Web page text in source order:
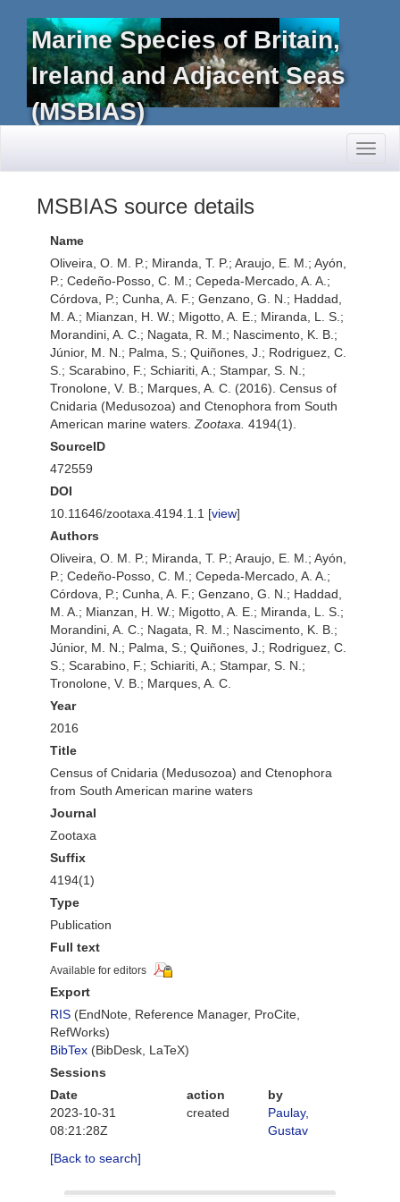
Marine Species of Britain,
Ireland and Adjacent Seas
(MSBIAS)
MSBIAS source details
Name
Oliveira, O. M. P.; Miranda, T. P.; Araujo, E. M.; Ayón,
P.; Cedeño-Posso, C. M.; Cepeda-Mercado, A. A.;
Córdova, P.; Cunha, A. F.; Genzano, G. N.; Haddad,
M. A.; Mianzan, H. W.; Migotto, A. E.; Miranda, L. S.;
Morandini, A. C.; Nagata, R. M.; Nascimento, K. B.;
Júnior, M. N.; Palma, S.; Quiñones, J.; Rodriguez, C.
S.; Scarabino, F.; Schiariti, A.; Stampar, S. N.;
Tronolone, V. B.; Marques, A. C. (2016). Census of
Cnidaria (Medusozoa) and Ctenophora from South
American marine waters. Zootaxa. 4194(1).
SourceID
472559
DOI
10.11646/zootaxa.4194.1.1 [view]
Authors
Oliveira, O. M. P.; Miranda, T. P.; Araujo, E. M.; Ayón,
P.; Cedeño-Posso, C. M.; Cepeda-Mercado, A. A.;
Córdova, P.; Cunha, A. F.; Genzano, G. N.; Haddad,
M. A.; Mianzan, H. W.; Migotto, A. E.; Miranda, L. S.;
Morandini, A. C.; Nagata, R. M.; Nascimento, K. B.;
Júnior, M. N.; Palma, S.; Quiñones, J.; Rodriguez, C.
S.; Scarabino, F.; Schiariti, A.; Stampar, S. N.;
Tronolone, V. B.; Marques, A. C.
Year
2016
Title
Census of Cnidaria (Medusozoa) and Ctenophora
from South American marine waters
Journal
Zootaxa
Suffix
4194(1)
Type
Publication
Full text
Available for editors
Export
RIS (EndNote, Reference Manager, ProCite,
RefWorks)
BibTex (BibDesk, LaTeX)
Sessions
Date
action
by
2023-10-31
08:21:28Z
created
Paulay,
Gustav
[Back to search]